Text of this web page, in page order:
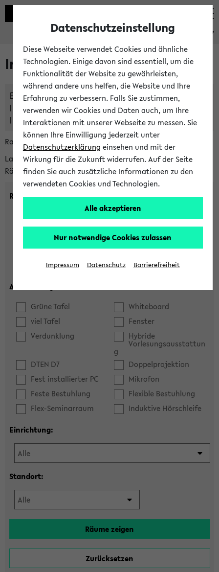
eKVV
Im eKVV verwaltete Räume
Freie Räume und Veranstaltungsüberschneidungen
Raumüberschneidungen
Hinweise der zentralen Raumvergabe
Raumanfragen:
raumvergabe@uni-bielefeld.de
Lassen Sie sich alle Räume anzeigen oder suchen Sie nach
Räumen mit bestimmten Eigenschaften:
Raumkriterien:
max. Plätze:
Ausstattung:
Grüne Tafel
Whiteboard
viel Tafel
Fenster
Verdunklung
Hybride
Vorlesungsausstattun
g
DTEN D7
Doppelprojektion
Fest installierter PC
Mikrofon
Feste Bestuhlung
Flexible Bestuhlung
Flex-Seminarraum
Induktive Hörschleife
Einrichtung:
Standort:
Datenschutzeinstellung
Diese Webseite verwendet Cookies und ähnliche
Technologien. Einige davon sind essentiell, um die
Funktionalität der Website zu gewährleisten,
während andere uns helfen, die Website und Ihre
Erfahrung zu verbessern. Falls Sie zustimmen,
verwenden wir Cookies und Daten auch, um Ihre
Interaktionen mit unserer Webseite zu messen. Sie
können Ihre Einwilligung jederzeit unter
Datenschutzerklärung einsehen und mit der
Wirkung für die Zukunft widerrufen. Auf der Seite
finden Sie auch zusätzliche Informationen zu den
verwendeten Cookies und Technologien.
Alle akzeptieren
Nur notwendige Cookies zulassen
Impressum Datenschutz Barrierefreiheit